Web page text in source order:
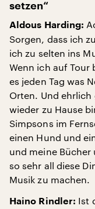
setzen“
Aldous Harding:
Sorgen, dass ich
ich zu selten ins
Wenn ich auf
es jeden Tag was
Orten. Und
wieder zu Hause
Simpsons im
einen Hund und
und meine Bücher
so sehr all diese
Musik zu machen.
Haino Rindler: Ist